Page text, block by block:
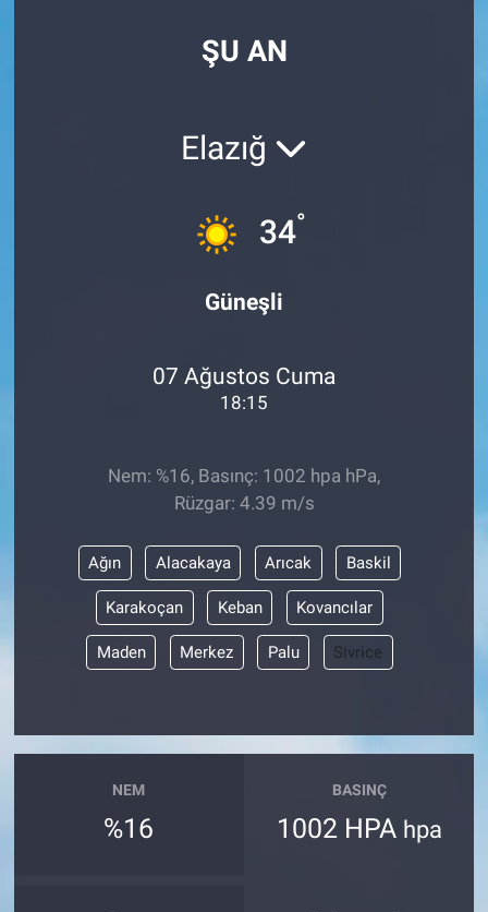
ŞU AN
Elazığ
34°
Güneşli
07 Ağustos Cuma
18:15
Nem: %16, Basınç: 1002 hpa hPa,
Rüzgar: 4.39 m/s
Ağın Alacakaya Arıcak Baskil
Karakoçan Keban Kovancılar
Maden Merkez Palu Sivrice
NEM
%16
BASINÇ
1002 HPA hpa